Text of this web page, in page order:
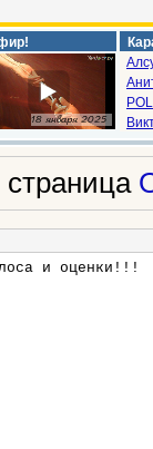
и оценки!!!